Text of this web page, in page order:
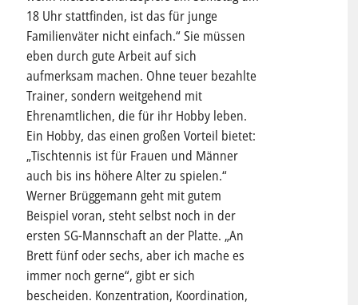
18 Uhr stattfinden, ist das für junge
Familienväter nicht einfach.“ Sie müssen
eben durch gute Arbeit auf sich
aufmerksam machen. Ohne teuer bezahlte
Trainer, sondern weitgehend mit
Ehrenamtlichen, die für ihr Hobby leben.
Ein Hobby, das einen großen Vorteil bietet:
„Tischtennis ist für Frauen und Männer
auch bis ins höhere Alter zu spielen.“
Werner Brüggemann geht mit gutem
Beispiel voran, steht selbst noch in der
ersten SG-Mannschaft an der Platte. „An
Brett fünf oder sechs, aber ich mache es
immer noch gerne“, gibt er sich
bescheiden. Konzentration, Koordination,